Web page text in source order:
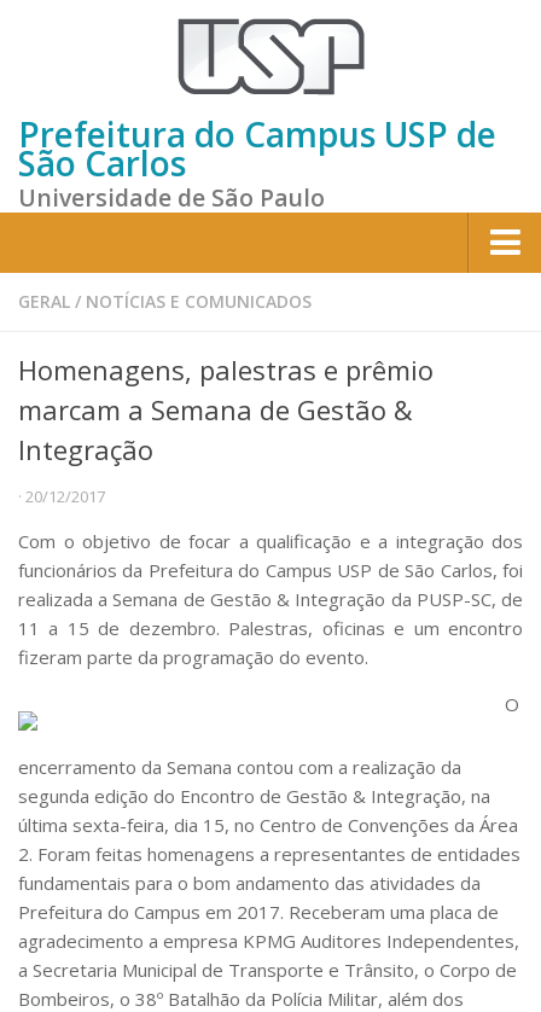
Prefeitura do Campus USP de
São Carlos
Universidade de São Paulo
Home
Sobre a Prefeitura
Gestão atual
Missão e Valores
Divisões e Seções
Comissões Internas
Pessoas
Localização
Serviços
Segurança e Acessos
Obras e Manutenção
Transporte, Moradia e Alimentação
Promoção Social
Saúde Mental
Esporte, Arte e Cultura
GERAL / NOTÍCIAS E COMUNICADOS
Homenagens, palestras e prêmio
marcam a Semana de Gestão &
Integração
· 20/12/2017
Com o objetivo de focar a qualificação e a integração dos
funcionários da Prefeitura do Campus USP de São Carlos, foi
realizada a Semana de Gestão & Integração da PUSP-SC, de
11 a 15 de dezembro. Palestras, oficinas e um encontro
fizeram parte da programação do evento.
O
encerramento da Semana contou com a realização da
segunda edição do Encontro de Gestão & Integração, na
última sexta-feira, dia 15, no Centro de Convenções da Área
2. Foram feitas homenagens a representantes de entidades
fundamentais para o bom andamento das atividades da
Prefeitura do Campus em 2017. Receberam uma placa de
agradecimento a empresa KPMG Auditores Independentes,
a Secretaria Municipal de Transporte e Trânsito, o Corpo de
Bombeiros, o 38º Batalhão da Polícia Militar, além dos